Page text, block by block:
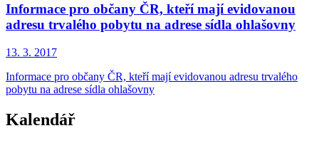
Informace pro občany ČR, kteří mají evidovanou
adresu trvalého pobytu na adrese sídla ohlašovny
13. 3. 2017
Informace pro občany ČR, kteří mají evidovanou adresu trvalého
pobytu na adrese sídla ohlašovny
Kalendář